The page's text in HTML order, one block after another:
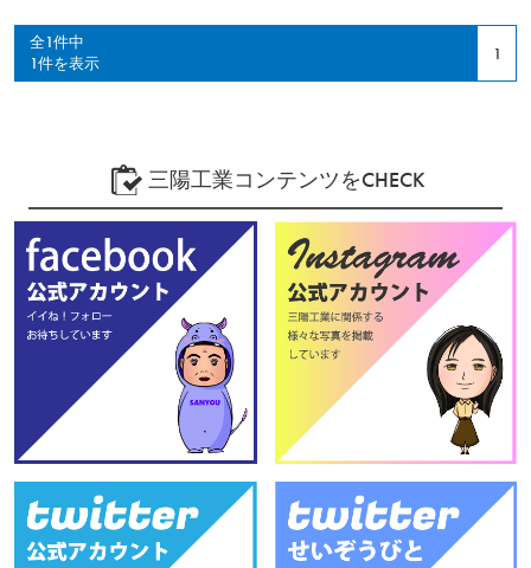
全1件中
1件を表示
1
三陽工業コンテンツをCHECK